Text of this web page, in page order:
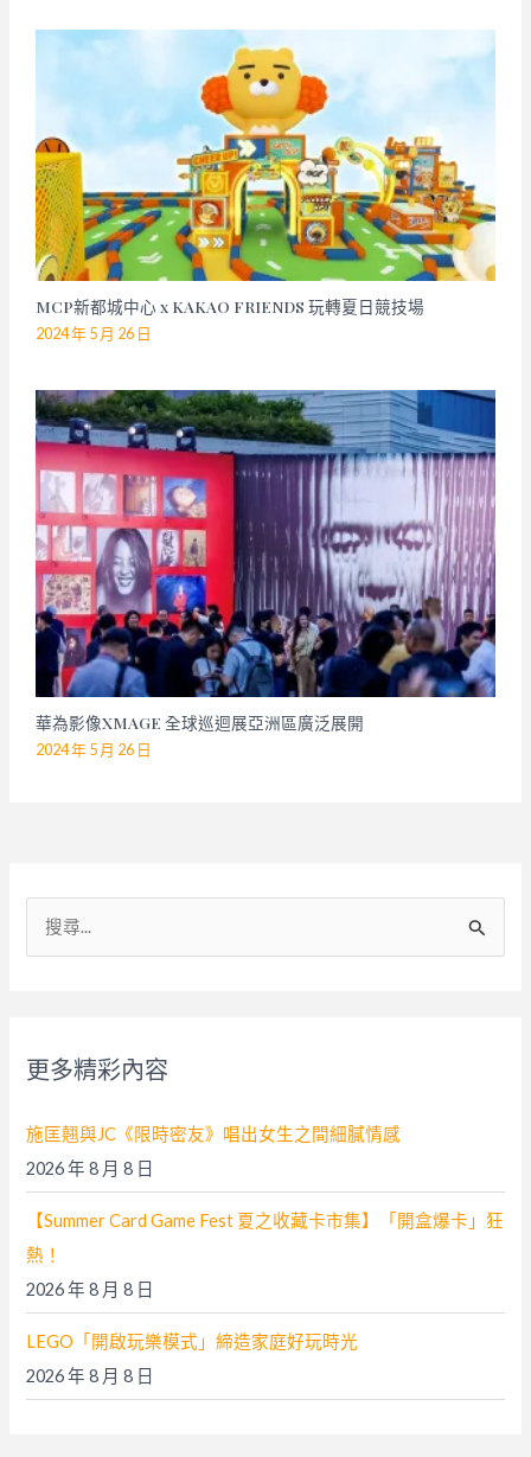
MCP新都城中心 x KAKAO FRIENDS 玩轉夏日競技場
2024 年 5 月 26 日
華為影像XMAGE 全球巡迴展亞洲區廣泛展開
2024 年 5 月 26 日
:
更多精彩內容
施匡翹與JC《限時密友》唱出女生之間細膩情感
2026 年 8 月 8 日
【Summer Card Game Fest 夏之收藏卡市集】「開盒爆卡」狂
熱！
2026 年 8 月 8 日
LEGO「開啟玩樂模式」締造家庭好玩時光
2026 年 8 月 8 日